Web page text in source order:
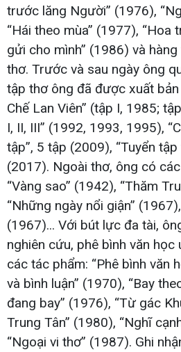
trước lăng Người” (1976),
“Hái theo mùa” (1977), “Hoa
gửi cho mình” (1986) và
thơ. Trước và sau ngày ông
tập thơ ông đã được xuất
Chế Lan Viên” (tập I, 1985;
I, II, III” (1992, 1993, 1995),
tập”, 5 tập (2009), “Tuyển tập
(2017). Ngoài thơ, ông có
“Vàng sao” (1942), “Thăm
“Những ngày nổi giận”
(1967)... Với bút lực đa tài,
nghiên cứu, phê bình văn học
các tác phẩm: “Phê bình văn
và bình luận” (1970), “Bay
đang bay” (1976), “Từ gác
Trung Tân” (1980), “Nghĩ
“Ngoại vi thơ” (1987). Ghi